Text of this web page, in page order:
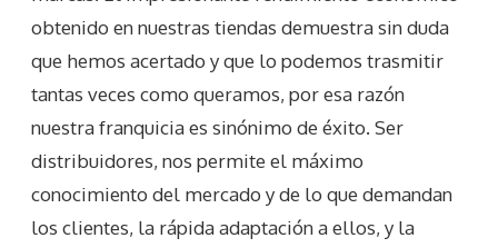
obtenido en nuestras tiendas demuestra sin duda
que hemos acertado y que lo podemos trasmitir
tantas veces como queramos, por esa razón
nuestra franquicia es sinónimo de éxito. Ser
distribuidores, nos permite el máximo
conocimiento del mercado y de lo que demandan
los clientes, la rápida adaptación a ellos, y la